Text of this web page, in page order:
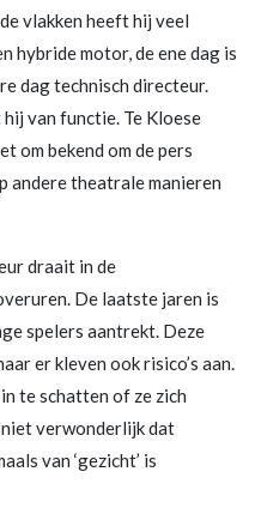
vlakken heeft hij veel
hybride motor, de ene dag is
dag technisch directeur.
van functie. Te Kloese
om bekend om de pers
andere theatrale manieren
draait in de
De laatste jaren is
spelers aantrekt. Deze
er kleven ook risico’s aan.
te schatten of ze zich
niet verwonderlijk dat
van ‘gezicht’ is